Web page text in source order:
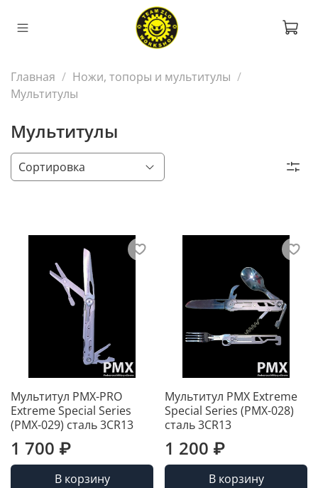
Главная
Ножи, топоры и мультитулы
Мультитулы
Мультитулы
Мультитул PMX-PRO
Extreme Special Series
(PMX-029) сталь 3CR13
1 700 ₽
В корзину
Мультитул PMX Extreme
Special Series (PMX-028)
сталь 3CR13
1 200 ₽
В корзину